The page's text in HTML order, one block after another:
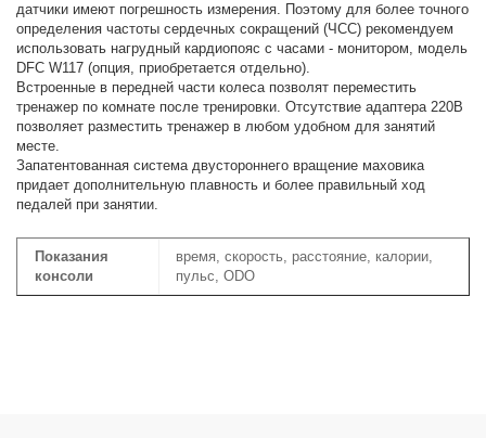
датчики имеют погрешность измерения. Поэтому для более точного
определения частоты сердечных сокращений (ЧСС) рекомендуем
использовать нагрудный кардиопояс с часами - монитором, модель
DFC W117 (опция, приобретается отдельно).
Встроенные в передней части колеса позволят переместить
тренажер по комнате после тренировки. Отсутствие адаптера 220В
позволяет разместить тренажер в любом удобном для занятий
месте.
Запатентованная система двустороннего вращение маховика
придает дополнительную плавность и более правильный ход
педалей при занятии.
Показания
консоли
время, скорость, расстояние, калории,
пульс, ODO